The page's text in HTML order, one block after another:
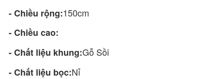
- Chiều rộng:150cm
- Chiều cao:
- Chất liệu khung:Gỗ Sồi
- Chất liệu bọc:Nỉ